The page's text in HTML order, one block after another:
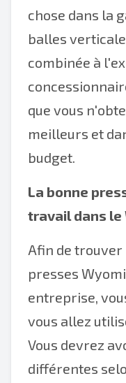
chose dans la
balles
combinée à
que vous
meilleurs et
budget.
La bonne
travail dans le
Afin de trouver
presses
entreprise,
vous allez
Vous devrez
différentes